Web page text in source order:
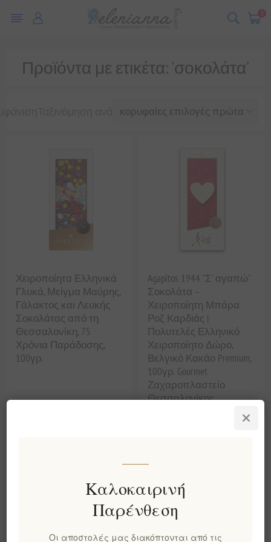
0
Προϊόντα με ετικέτα: 'σοκολάτα'
Χειροποίητα Ελληνικά
Γλυκά, Μείγμα Μαύρης,
Γάλακτος και Λευκής
Σοκολάτας από τη
Θεσσαλονίκη, 75
Χρόνια Παράδοσης,
100γρ.
Agapitos 1944 "Σ' αγαπώ"
Σοκολάτα –
Χειροποίητη Μπάρα
Ροζ Καρδιάς |
Πολυτελές Ελληνικό
Χειροποίητο Δώρο,
Βελγικό Κακάο Premium,
100γρ. Gourmet
Ζαχαροπλαστείο
Θεσσαλονίκης
Καλοκαιρινή
Παρένθεση
Οι αποστολές μας διακόπτονται από τις